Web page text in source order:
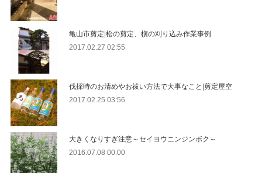
亀山市剪定|松の剪定、槇の刈り込み作業事例
2017.02.27 02:55
伐採時のお清めやお祓い方法で大事なこと|剪定屋空
2017.02.25 03:56
大きくなりすぎ注意～セイヨウニンジンボク～
2016.07.08 00:00